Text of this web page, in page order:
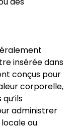
insérée dans
conçus pour
corporelle,
administrer
ou